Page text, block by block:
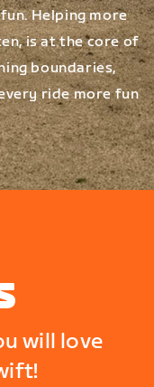
Helping more
is at the core of
boundaries,
ride more fun
will love